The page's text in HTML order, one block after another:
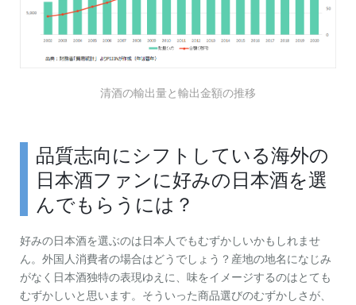
清酒の輸出量と輸出金額の推移
品質志向にシフトしている海外の
日本酒ファンに好みの日本酒を選
んでもらうには？
好みの日本酒を選ぶのは日本人でもむずかしいかもしれませ
ん。外国人消費者の場合はどうでしょう？産地の地名になじみ
がなく日本酒独特の表現ゆえに、味をイメージするのはとても
むずかしいと思います。そういった商品選びのむずかしさが、